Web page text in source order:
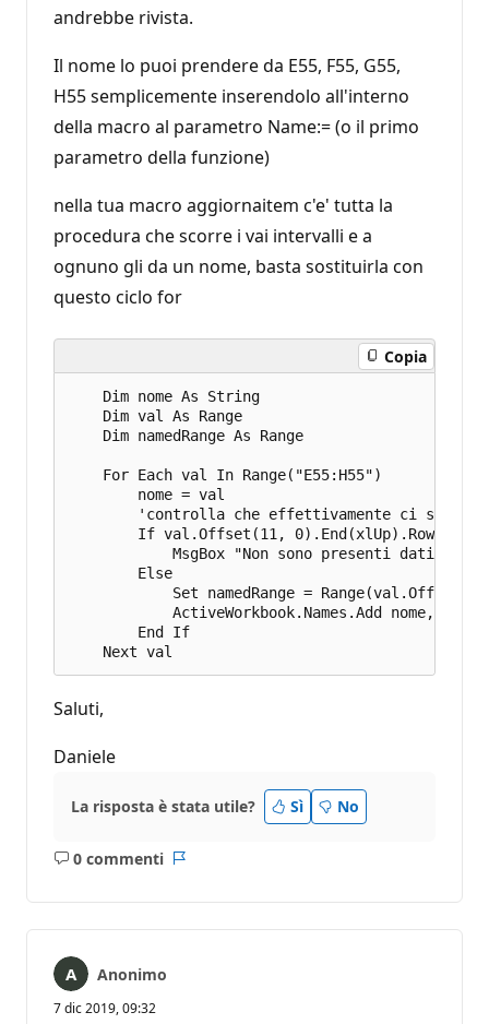
andrebbe rivista.
Il nome lo puoi prendere da E55, F55, G55,
H55 semplicemente inserendolo all'interno
della macro al parametro Name:= (o il primo
parametro della funzione)
nella tua macro aggiornaitem c'e' tutta la
procedura che scorre i vai intervalli e a
ognuno gli da un nome, basta sostituirla con
questo ciclo for
Copia
    Dim nome As String
    Dim val As Range
    Dim namedRange As Range
    For Each val In Range("E55:H55")
        nome = val
'controlla che effettivamente ci siano
If val.Offset(11, 0).End(xlUp).Row <
MsgBox "Non sono presenti dati nel
        Else
Set namedRange =
ActiveWorkbook.Names.Add nome,
        End If
Saluti,
Daniele
La risposta è stata utile? Sì No
0 commenti
Nessun
Anonimo
7 dic 2019, 09:32